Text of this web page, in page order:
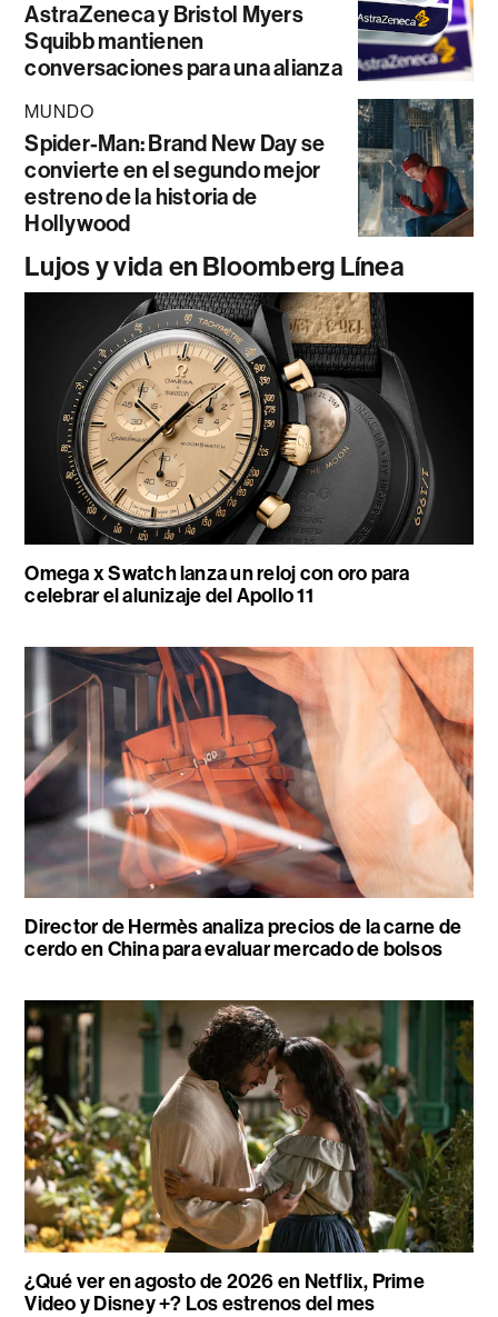
AstraZeneca y Bristol Myers
Squibb mantienen
conversaciones para una alianza
MUNDO
Spider-Man: Brand New Day se
convierte en el segundo mejor
estreno de la historia de
Hollywood
Lujos y vida en Bloomberg Línea
Omega x Swatch lanza un reloj con oro para
celebrar el alunizaje del Apollo 11
Director de Hermès analiza precios de la carne de
cerdo en China para evaluar mercado de bolsos
¿Qué ver en agosto de 2026 en Netflix, Prime
Video y Disney +? Los estrenos del mes